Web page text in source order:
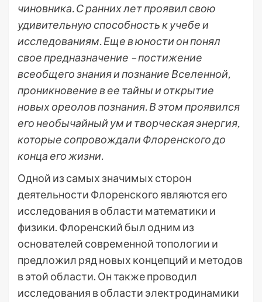
чиновника. С ранних лет проявил свою
удивительную способность к учебе и
исследованиям. Еще в юности он понял
свое предназначение – постижение
всеобщего знания и познание Вселенной,
проникновение в ее тайны и открытие
новых ореолов познания. В этом проявился
его необычайный ум и творческая энергия,
которые сопровождали Флоренского до
конца его жизни.
Одной из самых значимых сторон
деятельности Флоренского являются его
исследования в области математики и
физики. Флоренский был одним из
основателей современной топологии и
предложил ряд новых концепций и методов
в этой области. Он также проводил
исследования в области электродинамики